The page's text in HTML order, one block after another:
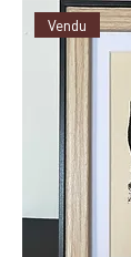
Vendu